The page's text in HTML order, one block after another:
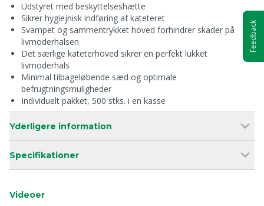
Udstyret med beskyttelseshætte
Sikrer hygiejnisk indføring af kateteret
Svampet og sammentrykket hoved forhindrer skader på
livmoderhalsen
Det særlige kateterhoved sikrer en perfekt lukket
livmoderhals
Minimal tilbageløbende sæd og optimale
befrugtningsmuligheder
Individuelt pakket, 500 stks. i en kasse
Yderligere information
Specifikationer
Videoer
Feedback